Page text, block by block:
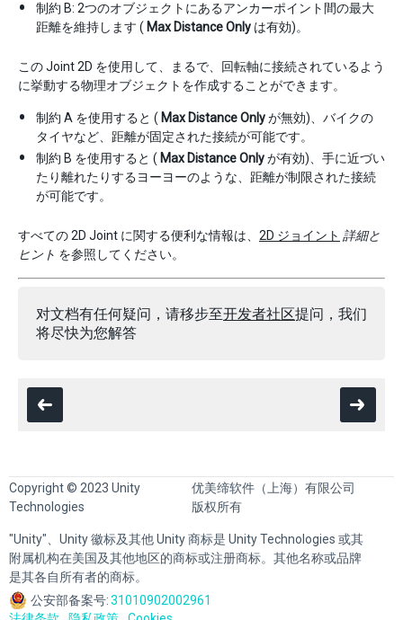
制約 B: 2つのオブジェクトにあるアンカーポイント間の最大
距離を維持します ( Max Distance Only は有効)。
この Joint 2D を使用して、まるで、回転軸に接続されているよう
に挙動する物理オブジェクトを作成することができます。
制約 A を使用すると ( Max Distance Onlyが無効)、バイクの
タイヤなど、距離が固定された接続が可能です。
制約 B を使用すると ( Max Distance Onlyが有効)、手に近づい
たり離れたりするヨーヨーのような、距離が制限された接続
が可能です。
すべての 2D Joint に関する便利な情報は、 2D ジョイント 詳細と
ヒント を参照してください。
对文档有任何疑问，请移步至开发者社区提问，我们
将尽快为您解答
Copyright © 2023 Unity
Technologies
优美缔软件（上海）有限公司
版权所有
"Unity"、Unity 徽标及其他 Unity 商标是 Unity Technologies 或其
附属机构在美国及其他地区的商标或注册商标。其他名称或品牌
是其各自所有者的商标。
公安部备案号:31010902002961